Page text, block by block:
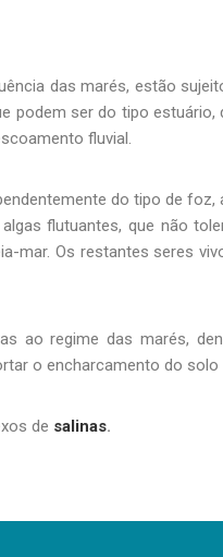
das marés, estão
ser do tipo estuário,
fluvial.
do tipo de
flutuantes, que não
mar. Os restantes seres
ao regime das marés,
o encharcamento do solo
de salinas.